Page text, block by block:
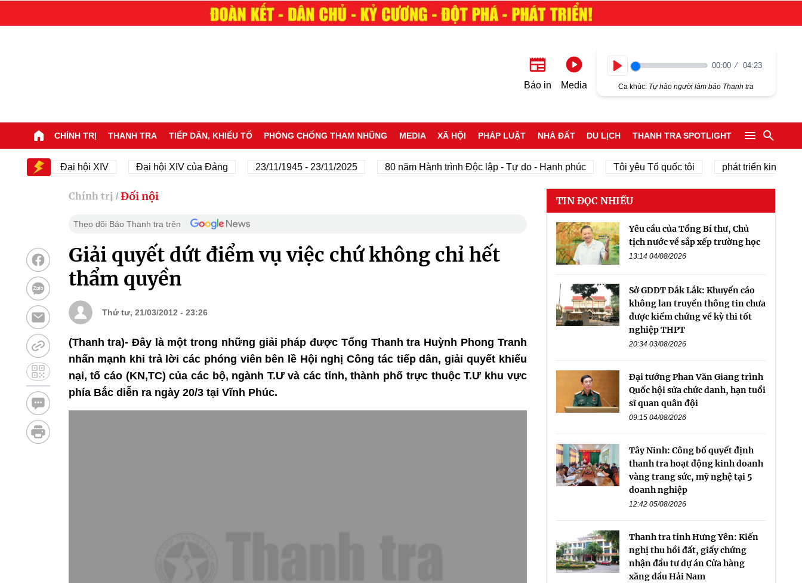
Báo in Media
00:00 04:23
Ca khúc: Tự hào người làm báo Thanh tra
CHÍNH TRỊ THANH TRA TIẾP DÂN, KHIẾU TỐ PHÒNG CHỐNG THAM NHŨNG MEDIA XÃ HỘI PHÁP LUẬT NHÀ ĐẤT DU LỊCH THANH TRA SPOTLIGHT
Đại hội XIV Đại hội XIV của Đảng 23/11/1945 - 23/11/2025 80 năm Hành trình Độc lập - Tự do - Hạnh phúc Tôi yêu Tổ quốc tôi phát triển kinh tế tư
Chính trị / Đối nội
Theo dõi Báo Thanh tra trên
Giải quyết dứt điểm vụ việc chứ không chỉ hết
thẩm quyền
Thứ tư, 21/03/2012 - 23:26
(Thanh tra)- Đây là một trong những giải pháp được Tổng Thanh tra Huỳnh Phong Tranh
nhấn mạnh khi trả lời các phóng viên bên lề Hội nghị Công tác tiếp dân, giải quyết khiếu
nại, tố cáo (KN,TC) của các bộ, ngành T.Ư và các tỉnh, thành phố trực thuộc T.Ư khu vực
phía Bắc diễn ra ngày 20/3 tại Vĩnh Phúc.
TIN ĐỌC NHIỀU
Yêu cầu của Tổng Bí thư, Chủ
tịch nước về sắp xếp trường học
13:14 04/08/2026
Sở GDĐT Đắk Lắk: Khuyến cáo
không lan truyền thông tin chưa
được kiểm chứng về kỳ thi tốt
nghiệp THPT
20:34 03/08/2026
Đại tướng Phan Văn Giang trình
Quốc hội sửa chức danh, hạn tuổi
sĩ quan quân đội
09:15 04/08/2026
Tây Ninh: Công bố quyết định
thanh tra hoạt động kinh doanh
vàng trang sức, mỹ nghệ tại 5
doanh nghiệp
12:42 05/08/2026
Thanh tra tỉnh Hưng Yên: Kiến
nghị thu hồi đất, giấy chứng
nhận đầu tư dự án Cửa hàng
xăng dầu Hải Nam